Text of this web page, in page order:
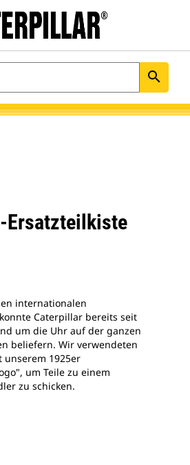
search
Ersatzteilkiste
internationalen
Caterpillar bereits seit
um die Uhr auf der ganzen
beliefern. Wir verwendeten
unserem 1925er
um Teile zu einem
zu schicken.